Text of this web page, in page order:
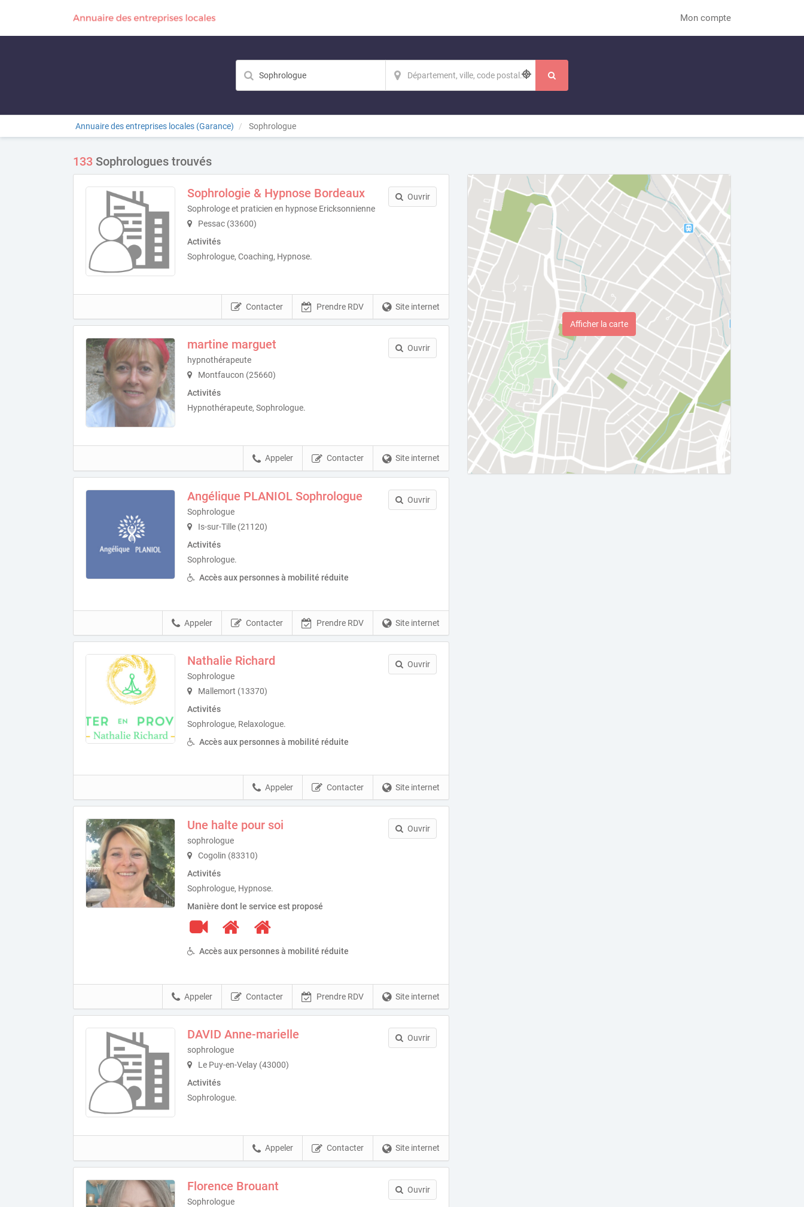
Mon compte
Annuaire des entreprises locales (Garance) Sophrologue
133 Sophrologues trouvés
Sophrologie & Hypnose Bordeaux
Sophrologe et praticien en hypnose Ericksonnienne
Pessac (33600)
Activités
Sophrologue, Coaching, Hypnose.
Ouvrir
Site internet
Prendre RDV
Contacter
martine marguet
hypnothérapeute
Montfaucon (25660)
Activités
Hypnothérapeute, Sophrologue.
Ouvrir
Site internet
Contacter
Appeler
Angélique PLANIOL Sophrologue
Sophrologue
Is-sur-Tille (21120)
Activités
Sophrologue.
Accès aux personnes à mobilité réduite
Ouvrir
Site internet
Prendre RDV
Contacter
Appeler
Nathalie Richard
Sophrologue
Mallemort (13370)
Activités
Sophrologue, Relaxologue.
Accès aux personnes à mobilité réduite
Ouvrir
Site internet
Contacter
Appeler
Une halte pour soi
sophrologue
Cogolin (83310)
Activités
Sophrologue, Hypnose.
Manière dont le service est proposé
Accès aux personnes à mobilité réduite
Ouvrir
Site internet
Prendre RDV
Contacter
Appeler
DAVID Anne-marielle
sophrologue
Le Puy-en-Velay (43000)
Activités
Sophrologue.
Ouvrir
Site internet
Contacter
Appeler
Florence Brouant
Sophrologue
Ouvrir
Afficher la carte